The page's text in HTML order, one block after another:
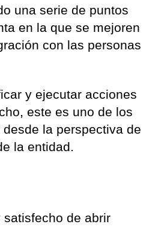
una serie de puntos
en la que se mejoren
con las personas
y ejecutar acciones
este es uno de los
la perspectiva de
la entidad.
de abrir